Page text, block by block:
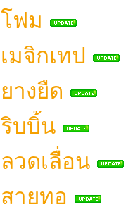
โฟม
เมจิกเทป
ยางยืด
ริบบิ้น
ลวดเลื่อน
สายทอ